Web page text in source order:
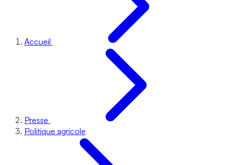
Accueil
Presse
Politique agricole